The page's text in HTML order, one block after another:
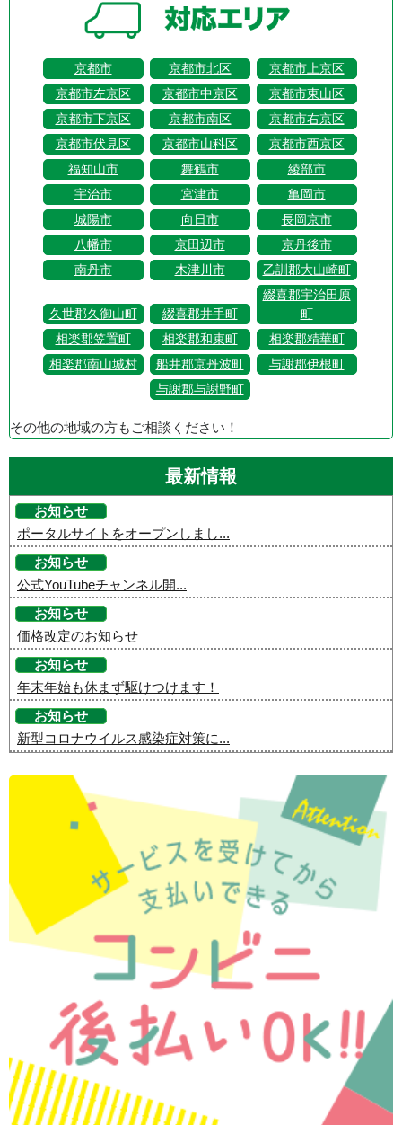
京都市 京都市北区
京都市上京区
京都市左京区
京都市中京区
京都市東山区
京都市下京区
京都市南区
京都市右京区
京都市伏見区
京都市山科区
京都市西京区
福知山市
舞鶴市
綾部市
宇治市
宮津市
亀岡市
城陽市
向日市
長岡京市
八幡市
京田辺市
京丹後市
南丹市
木津川市 乙訓郡大山崎町
久世郡久御山町 綴喜郡井手町
綴喜郡宇治田原
町
相楽郡笠置町
相楽郡和束町
相楽郡精華町
相楽郡南山城村
船井郡京丹波町
与謝郡伊根町
与謝郡与謝野町
その他の地域の方もご相談ください！
最新情報
お知らせ
ポータルサイトをオープンしまし...
お知らせ
公式YouTubeチャンネル開...
お知らせ
価格改定のお知らせ
お知らせ
年末年始も休まず駆けつけます！
お知らせ
新型コロナウイルス感染症対策に...